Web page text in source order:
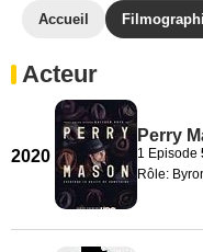
Accueil
Acteur
2020
Perry
1 Episode
Rôle: